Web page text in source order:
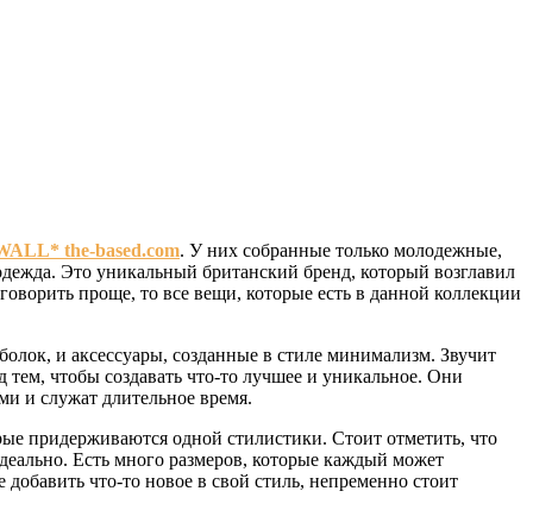
the-based.com. У них собранные только молодежные,
Это уникальный британский бренд, который возглавил
проще, то все вещи, которые есть в данной коллекции
и аксессуары, созданные в стиле минимализм. Звучит
чтобы создавать что-то лучшее и уникальное. Они
и служат длительное время.
придерживаются одной стилистики. Стоит отметить, что
Есть много размеров, которые каждый может
что-то новое в свой стиль, непременно стоит